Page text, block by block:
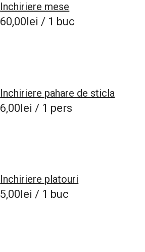
Inchiriere mese
60,00lei / 1 buc
Inchiriere pahare de sticla
6,00lei / 1 pers
Inchiriere platouri
5,00lei / 1 buc